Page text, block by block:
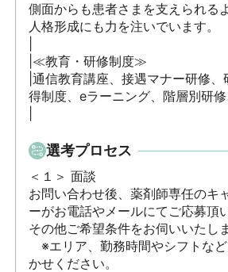
側面からも患者さまを支えられる
人格形成にも力を注いでいます。
|≪教育・研修制度≫
|通信教育講座、接遇マナー研修
得制度、eラーニング、階層別研
選考プロセス
＜１＞ 面談
お問い合わせ後、薬剤師専任のキ
ーがお電話やメールにてご応募頂
その他ご希望条件をお伺いいたしま
※エリア、勤務時間やシフトな
かせください。